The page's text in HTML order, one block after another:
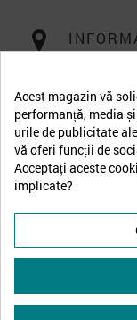
Acest magazin vă
performanță, media
urile de publicitate
vă oferi funcții de
Acceptați aceste
implicate?